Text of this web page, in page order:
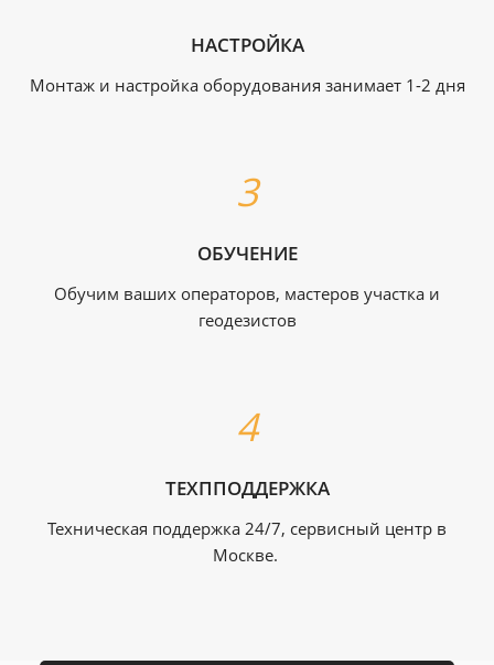
НАСТРОЙКА
Монтаж и настройка оборудования занимает 1-2 дня
ОБУЧЕНИЕ
Обучим ваших операторов, мастеров участка и
геодезистов
ТЕХППОДДЕРЖКА
Техническая поддержка 24/7, сервисный центр в
Москве.